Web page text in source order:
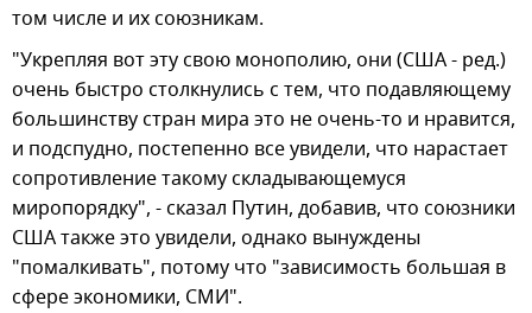
том числе и их союзникам.
"Укрепляя вот эту свою монополию, они (США - ред.)
очень быстро столкнулись с тем, что подавляющему
большинству стран мира это не очень-то и нравится,
и подспудно, постепенно все увидели, что нарастает
сопротивление такому складывающемуся
миропорядку", - сказал Путин, добавив, что союзники
США также это увидели, однако вынуждены
"помалкивать", потому что "зависимость большая в
сфере экономики, СМИ".